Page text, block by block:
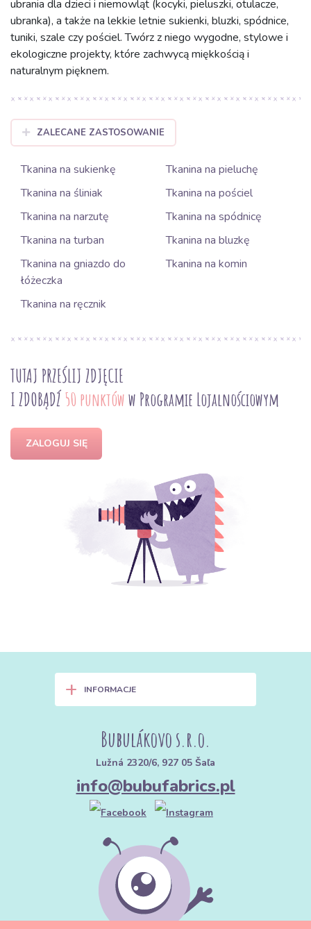
ubrania dla dzieci i niemowląt (kocyki, pieluszki, otulacze,
ubranka), a także na lekkie letnie sukienki, bluzki, spódnice,
tuniki, szale czy pościel. Twórz z niego wygodne, stylowe i
ekologiczne projekty, które zachwycą miękkością i
naturalnym pięknem.
ZALECANE ZASTOSOWANIE
Tkanina na sukienkę
Tkanina na pieluchę
Tkanina na śliniak
Tkanina na pościel
Tkanina na narzutę
Tkanina na spódnicę
Tkanina na turban
Tkanina na bluzkę
Tkanina na gniazdo do
łóżeczka
Tkanina na komin
Tkanina na ręcznik
TUTAJ PRZEŚLIJ ZDJĘCIE
I ZDOBĄDŹ 50 punktóww Programie Lojalnościowym
ZALOGUJ SIĘ
+ INFORMACJE
Bubulákovo s.r.o.
Lužná 2320/6, 927 05 Šaľa
info@bubufabrics.pl